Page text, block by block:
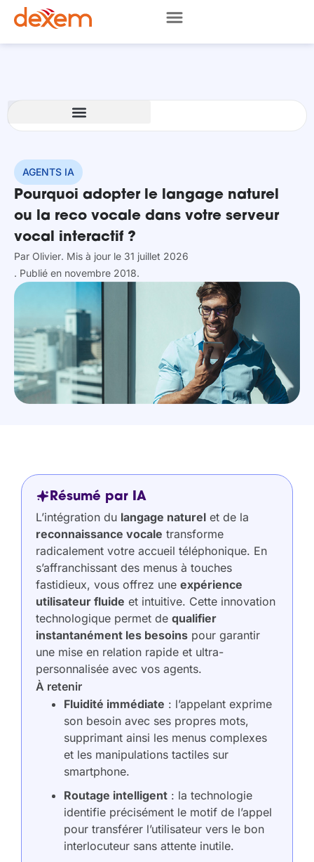
AGENTS IA
Pourquoi adopter le langage naturel
ou la reco vocale dans votre serveur
vocal interactif ?
Par Olivier. Mis à jour le 31 juillet 2026
. Publié en novembre 2018.
Résumé par IA
L’intégration du langage naturel et de la
reconnaissance vocale transforme
radicalement votre accueil téléphonique. En
s’affranchissant des menus à touches
fastidieux, vous offrez une expérience
utilisateur fluide et intuitive. Cette innovation
technologique permet de qualifier
instantanément les besoins pour garantir
une mise en relation rapide et ultra-
personnalisée avec vos agents.
À retenir
Fluidité immédiate : l’appelant exprime
son besoin avec ses propres mots,
supprimant ainsi les menus complexes
et les manipulations tactiles sur
smartphone.
Routage intelligent : la technologie
identifie précisément le motif de l’appel
pour transférer l’utilisateur vers le bon
interlocuteur sans attente inutile.